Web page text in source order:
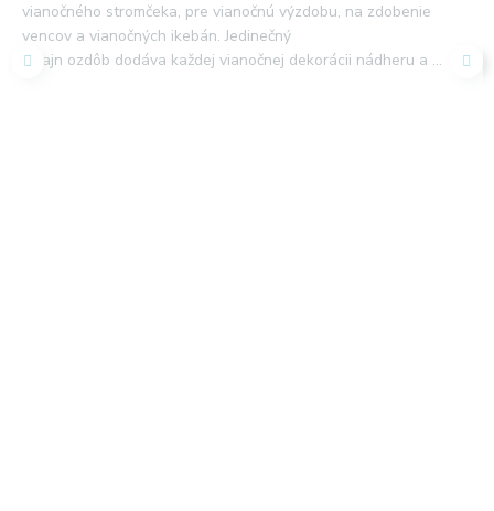
vianočného stromčeka, pre vianočnú výzdobu, na zdobenie
vencov a vianočných ikebán. Jedinečný
dizajn ozdôb dodáva každej vianočnej dekorácii nádheru a ...